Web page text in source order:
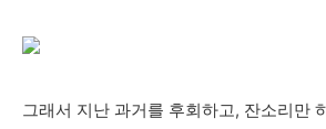
그래서 지난 과거를 후회하고, 잔소리만